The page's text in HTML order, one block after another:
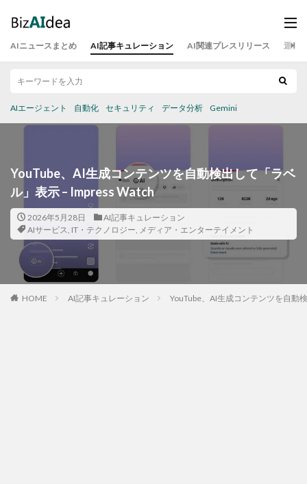
AIニュースまとめ AI記事キュレーション AI関連プレスリリース 運営
AIエージェント 自動化 セキュリティ データ分析 Gemini
YouTube、AI生成コンテンツを自動検出して「ラベ
ル」表示 – Impress Watch
2026年5月28日
AI記事キュレーション
AIサービス, IT・テクノロジー, メディア・エンターテイメント
HOME AI記事キュレーション YouTube、AI生成コンテンツを自動